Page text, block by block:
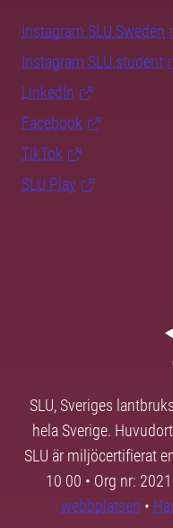
Instagram SLU.Sweden
Instagram SLU.student
LinkedIn
Facebook
TikTok
SLU Play
SLU, Sveriges
hela Sverige.
SLU är miljöcertifierat
10 00 • Org nr:
webbplatsen •